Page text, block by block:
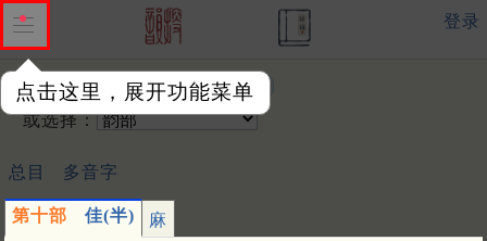
点击这里，展开功能菜单
登录
输入韵字：
或选择：
总目 多音字
第十部 佳(半) 麻